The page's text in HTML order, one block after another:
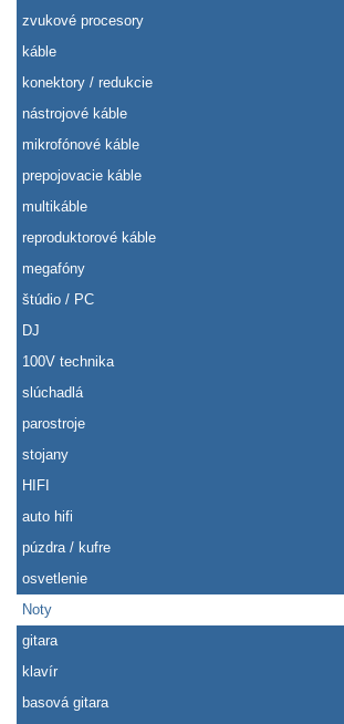
zvukové procesory
káble
konektory / redukcie
nástrojové káble
mikrofónové káble
prepojovacie káble
multikáble
reproduktorové káble
megafóny
štúdio / PC
DJ
100V technika
slúchadlá
parostroje
stojany
HIFI
auto hifi
púzdra / kufre
osvetlenie
Noty
gitara
klavír
basová gitara